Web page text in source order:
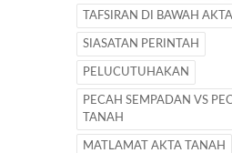
TAFSIRAN DI BAWAH
SIASATAN PERINTAH
PELUCUTUHAKAN
PECAH SEMPADAN VS
TANAH
MATLAMAT AKTA TANAH